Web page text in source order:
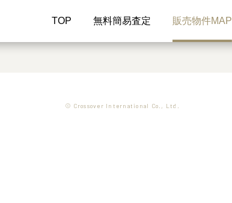
TOP 無料簡易査定 販売物件MAP
© Crossover International Co., Ltd.